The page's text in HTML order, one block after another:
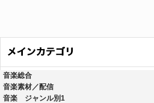
音楽総合
音楽素材／配信
音楽 ジャンル別1